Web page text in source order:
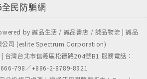
民防騙網
by 誠品生活 / 誠品書店 / 誠品物流 | 誠品
公司 (eslite Spectrum Corporation)
灣台北市信義區松德路204號B1 服務電話：
798／+886-2-8789-8921